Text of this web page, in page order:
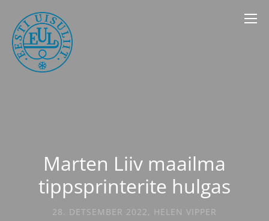
Marten Liiv maailma
tippsprinterite hulgas
28. DETSEMBER 2022, HELEN VIPPER